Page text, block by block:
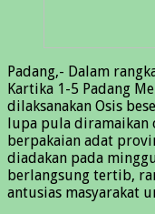
Padang,- Dalam
Kartika 1-5 Padang
dilaksanakan Osis
lupa pula diramaikan
berpakaian adat
diadakan pada
berlangsung tertib,
antusias masyarakat